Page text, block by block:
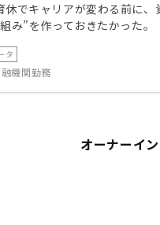
休でキャリアが変わる前に、
み”を作っておきたかった。
タ
機関勤務
オーナーイ